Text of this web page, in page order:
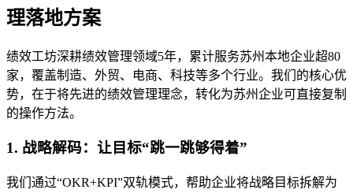
理落地方案
绩效工坊深耕绩效管理领域5年，累计服务苏州本地企业超80
家，覆盖制造、外贸、电商、科技等多个行业。我们的核心优
势，在于将先进的绩效管理理念，转化为苏州企业可直接复制
的操作方法。
1. 战略解码：让目标“跳一跳够得着”
我们通过“OKR+KPI”双轨模式，帮助企业将战略目标拆解为